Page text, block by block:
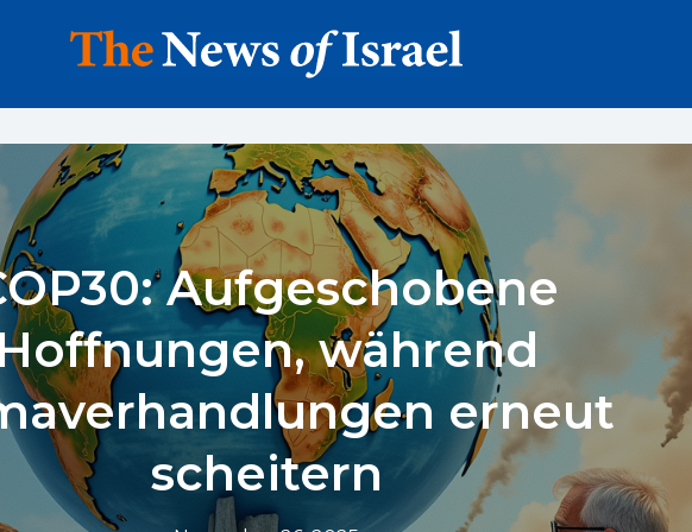
Aufgeschobene
während
erneut
scheitern